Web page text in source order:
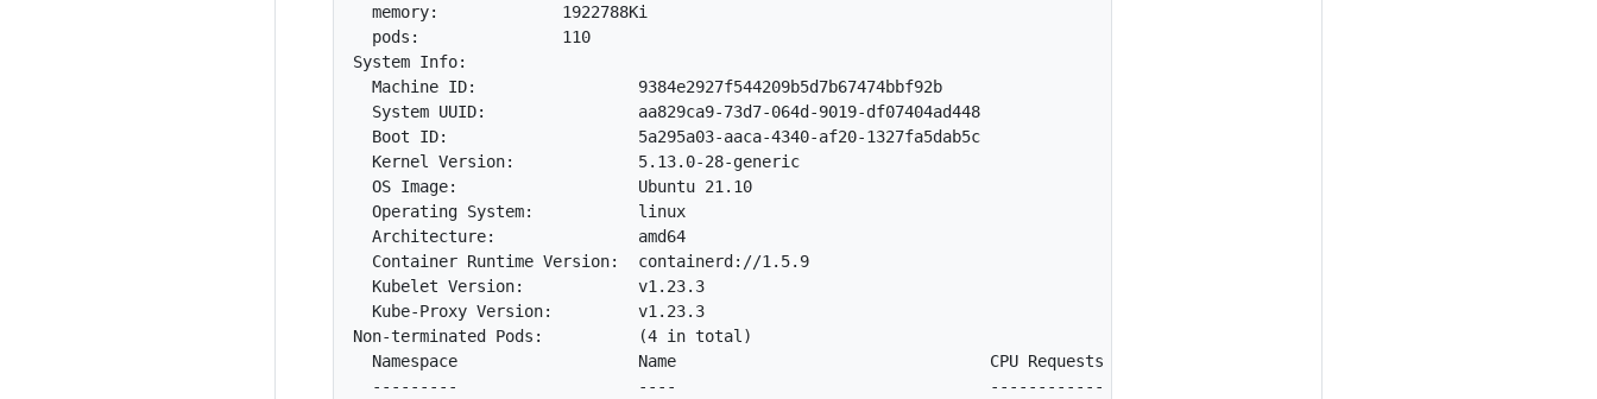
  memory:             1922788Ki
  pods:               110
System Info:
  Machine ID:                 9384e2927f544209b5d7b67474bbf92b
  System UUID:                aa829ca9-73d7-064d-9019-df07404ad448
  Boot ID:                    5a295a03-aaca-4340-af20-1327fa5dab5c
  Kernel Version:             5.13.0-28-generic
  OS Image:                   Ubuntu 21.10
  Operating System:           linux
  Architecture:               amd64
  Container Runtime Version:  containerd://1.5.9
  Kubelet Version:            v1.23.3
  Kube-Proxy Version:         v1.23.3
Non-terminated Pods:          (4 in total)
  Namespace                   Name                                 CPU Requests  CPU Limits  Memory Requests  Memory Limits  Age
  ---------                   ----                                 ------------  ----------  ---------------  -------------  ---